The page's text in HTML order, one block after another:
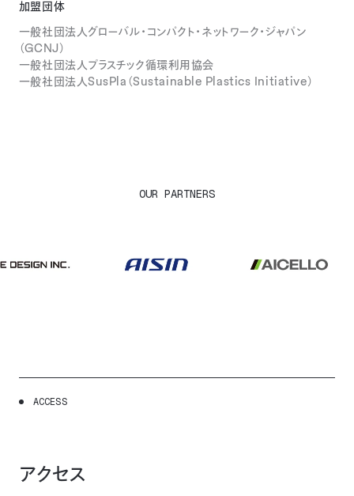
加盟団体
一般社団法人グローバル・コンパクト・ネットワーク・ジャパン
（GCNJ）
一般社団法人プラスチック循環利用協会
一般社団法人SusPla（Sustainable Plastics Initiative）
OUR PARTNERS
ACCESS
アクセス